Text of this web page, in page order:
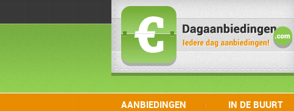
AANBIEDINGEN IN DE BUURT